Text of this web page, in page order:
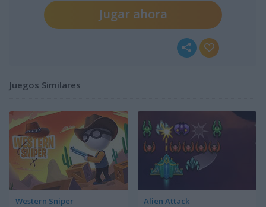
Jugar ahora
Juegos Similares
Western Sniper Alien Attack